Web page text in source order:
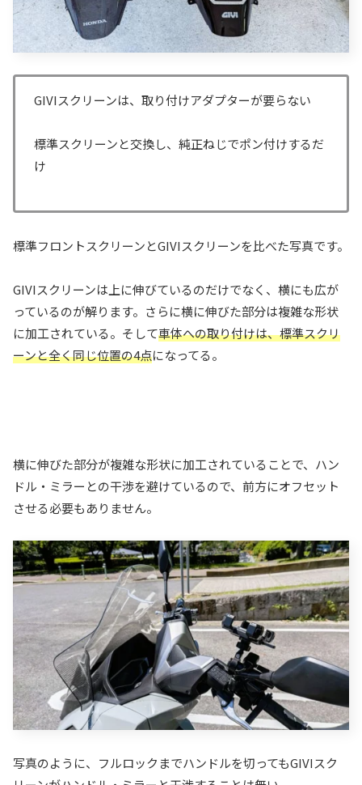
GIVIスクリーンは、取り付けアダプターが要らない
標準スクリーンと交換し、純正ねじでポン付けするだ
け
標準フロントスクリーンとGIVIスクリーンを比べた写真です。
GIVIスクリーンは上に伸びているのだけでなく、横にも広が
っているのが解ります。さらに横に伸びた部分は複雑な形状
に加工されている。そして車体への取り付けは、標準スクリ
ーンと全く同じ位置の4点になってる。
横に伸びた部分が複雑な形状に加工されていることで、ハン
ドル・ミラーとの干渉を避けているので、前方にオフセット
させる必要もありません。
写真のように、フルロックまでハンドルを切ってもGIVIスク